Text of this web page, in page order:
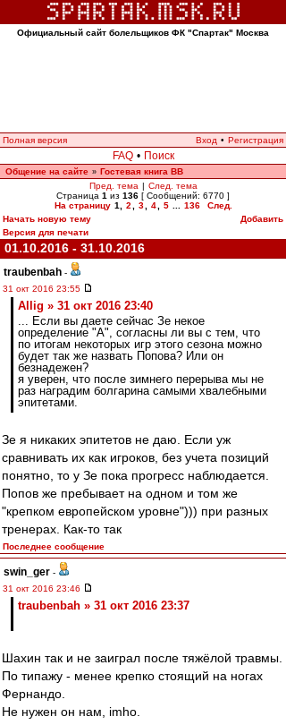
Официальный сайт болельщиков ФК "Спартак" Москва
Полная версия Вход • Регистрация
FAQ • Поиск
Общение на сайте » Гостевая книга ВВ
Пред. тема | След. тема
Страница 1 из 136 [ Сообщений: 6770 ]
На страницу 1 2 3 4 5 136
След.
Начать новую тему
Добавить
Версия для печати
01.10.2016 - 31.10.2016
traubenbah -
31 окт 2016 23:55
Allig » 31 окт 2016 23:40
... Если вы даете сейчас Зе некое
определение "А", согласны ли вы с тем, что
по итогам некоторых игр этого сезона можно
будет так же назвать Попова? Или он
безнадежен?
я уверен, что после зимнего перерыва мы не
раз наградим болгарина самыми хвалебными
эпитетами.
Зе я никаких эпитетов не даю. Если уж
сравнивать их как игроков, без учета позиций
понятно, то у Зе пока прогресс наблюдается.
Попов же пребывает на одном и том же
"крепком европейском уровне"))) при разных
тренерах. Как-то так
Последнее сообщение
swin_ger -
31 окт 2016 23:46
traubenbah » 31 окт 2016 23:37
Шахин так и не заиграл после тяжёлой травмы.
По типажу - менее крепко стоящий на ногах
Фернандо.
Не нужен он нам, imho.